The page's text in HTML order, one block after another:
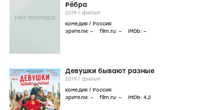
Рёбра
2019 / фильм
комедия / Россия
зрители: – film.ru: – IMDb: –
Девушки бывают разные
2019 / фильм
комедия / Россия
зрители: – film.ru: – IMDb: 4,2